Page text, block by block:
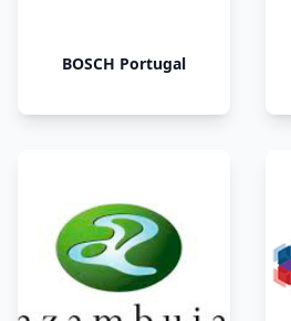
BOSCH Portugal